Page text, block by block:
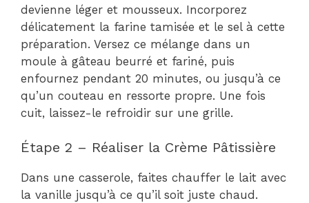
devienne léger et mousseux. Incorporez
délicatement la farine tamisée et le sel à cette
préparation. Versez ce mélange dans un
moule à gâteau beurré et fariné, puis
enfournez pendant 20 minutes, ou jusqu’à ce
qu’un couteau en ressorte propre. Une fois
cuit, laissez-le refroidir sur une grille.
Étape 2 – Réaliser la Crème Pâtissière
Dans une casserole, faites chauffer le lait avec
la vanille jusqu’à ce qu’il soit juste chaud.